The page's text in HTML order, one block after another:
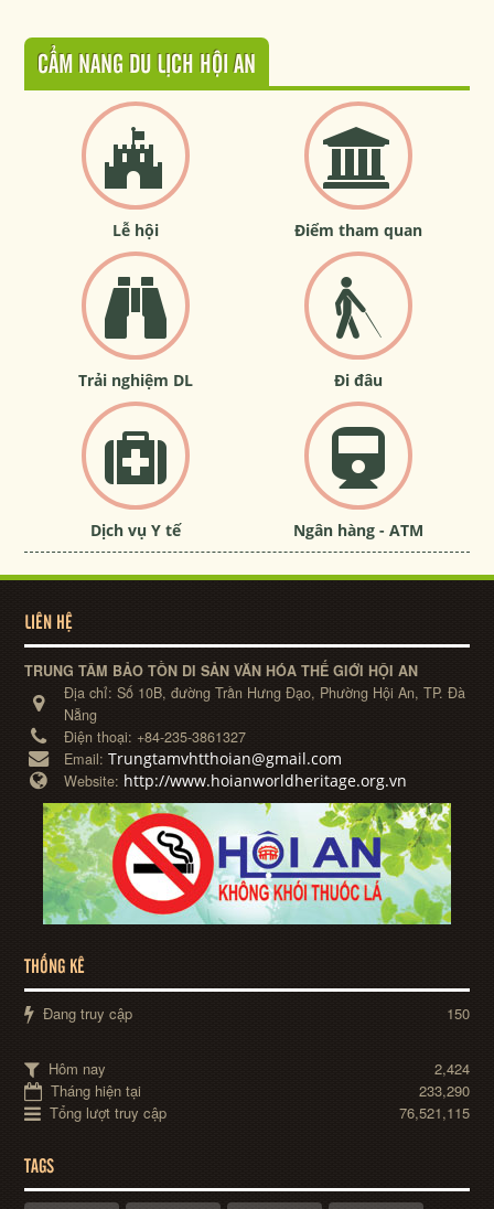
CẨM NANG DU LỊCH HỘI AN
Lễ hội Điểm tham quan
Trải nghiệm DL Đi đâu
Dịch vụ Y tế Ngân hàng - ATM
LIÊN HỆ
TRUNG TÂM BẢO TỒN DI SẢN VĂN HÓA THẾ GIỚI HỘI AN
Địa chỉ:Số 10B, đường Trần Hưng Đạo, Phường Hội An, TP. Đà
Nẵng
Điện thoại: +84-235-3861327
Email:Trungtamvhtthoian@gmail.com
Website: http://www.hoianworldheritage.org.vn
THỐNG KÊ
Đang truy cập 150
Hôm nay
2,424
Tháng hiện tại
233,290
Tổng lượt truy cập
76,521,115
TAGS